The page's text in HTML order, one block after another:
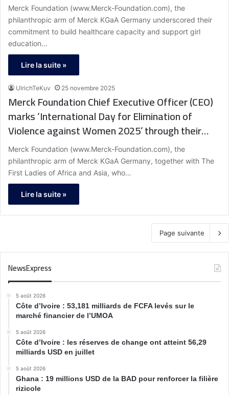
Merck Foundation (www.Merck-Foundation.com), the
philanthropic arm of Merck KGaA Germany underscored their
commitment to build healthcare capacity and support girl
education…
Lire la suite »
UlrichTeKuv 25 novembre 2025
Merck Foundation Chief Executive Officer (CEO)
marks ‘International Day for Elimination of
Violence against Women 2025’ through their
“Our Africa” Television (TV) Program, Songs,
Children Storybooks and Animation Films
Merck Foundation (www.Merck-Foundation.com), the
philanthropic arm of Merck KGaA Germany, together with The
First Ladies of Africa and Asia, who…
Lire la suite »
Page suivante
NewsExpress
5 août 2026
Côte d’Ivoire : 53,181 milliards de FCFA levés sur le
marché financier de l’UMOA
5 août 2026
Côte d’Ivoire : les réserves de change ont atteint 56,29
milliards USD en juillet
5 août 2026
Ghana : 19 millions USD de la BAD pour renforcer la filière
rizicole